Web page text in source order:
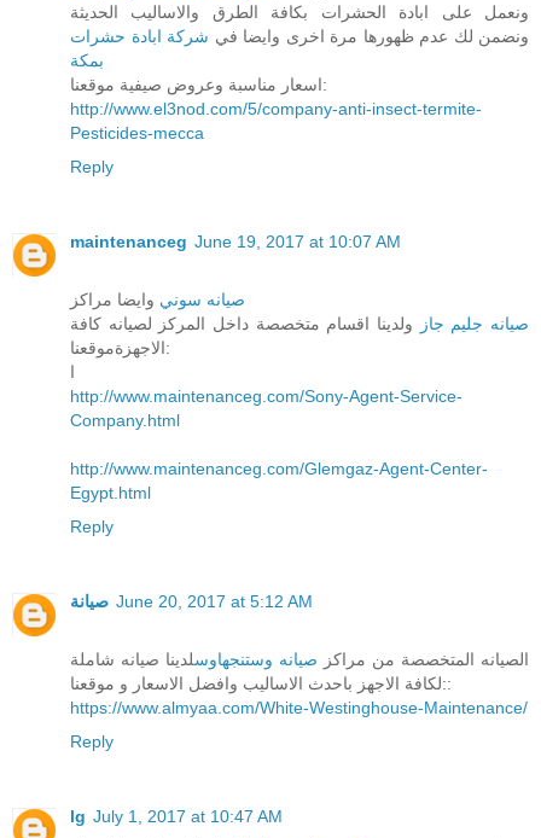
ونعمل على ابادة الحشرات بكافة الطرق والاساليب الحديثة
ونضمن لك عدم ظهورها مرة اخرى وايضا في شركة ابادة حشرات
بمكة
اسعار مناسبة وعروض صيفية موقعنا:
http://www.el3nod.com/5/company-anti-insect-termite-
Pesticides-mecca
Reply
maintenanceg June 19, 2017 at 10:07 AM
صيانه سوني وايضا مراكز
صيانه جليم جاز
ولدينا اقسام متخصصة داخل المركز لصيانه كافة
الاجهزةموقعنا:
ا
http://www.maintenanceg.com/Sony-Agent-Service-
Company.html
http://www.maintenanceg.com/Glemgaz-Agent-Center-
Egypt.html
Reply
صيانة June 20, 2017 at 5:12 AM
الصيانه المتخصصة من مراكز صيانه وستنجهاوسلدينا صيانه شاملة
لكافة الاجهز باحدث الاساليب وافضل الاسعار و موقعنا::
https://www.almyaa.com/White-Westinghouse-Maintenance/
Reply
lg July 1, 2017 at 10:47 AM